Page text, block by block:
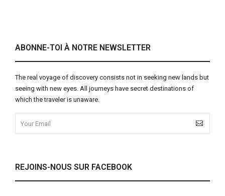
ABONNE-TOI À NOTRE NEWSLETTER
The real voyage of discovery consists not in seeking new lands but
seeing with new eyes. All journeys have secret destinations of
which the traveler is unaware.
REJOINS-NOUS SUR FACEBOOK